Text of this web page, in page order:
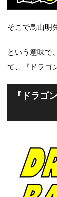
そこで鳥山明
という意味で
て、『ドラゴ
『ドラゴ